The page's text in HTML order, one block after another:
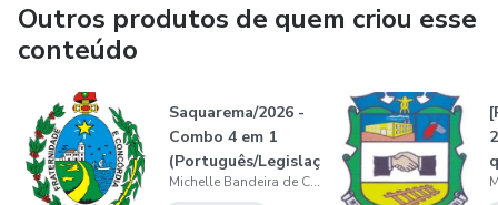
Outros produtos de quem criou esse
conteúdo
Saquarema/2026 -
Combo 4 em 1
(Português/Legislaç
ão/Conhecim...
Michelle Bandeira de Carvalho